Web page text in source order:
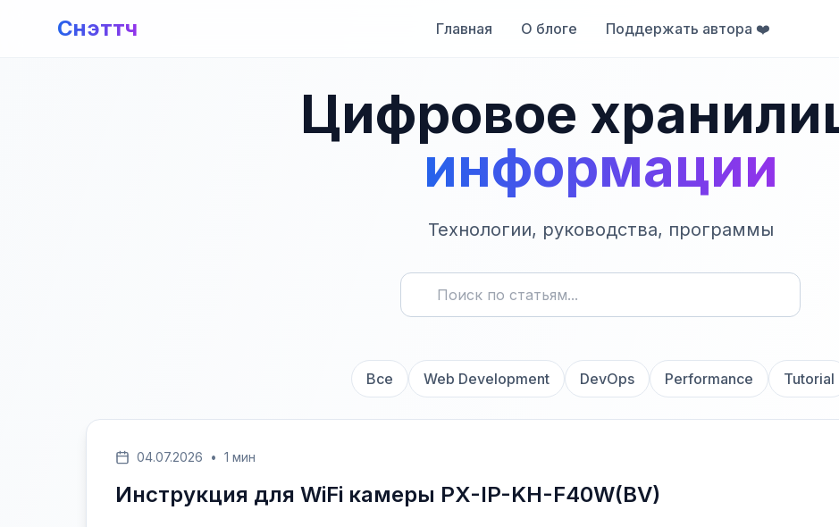
Снэттч Главная О блоге Поддержать автора ❤️
Цифровое
информации
Технологии, руководства, программы
Все Web Development DevOps Performance Tutorial
04.07.2026 • 1 мин
Инструкция для WiFi камеры PX-IP-KH-F40W(BV)